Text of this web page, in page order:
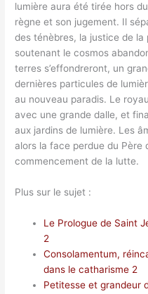
lumière aura été tirée hors
règne et son jugement. Il
des ténèbres, la justice de
soutenant le cosmos
terres s’effondreront, un
dernières particules de
au nouveau paradis. Le
avec une grande dalle, et
aux jardins de lumière. Les
alors la face perdue du Père
commencement de la lutte.
Plus sur le sujet :
Le Prologue de Saint
2
Consolamentum,
dans le catharisme 2
Petitesse et grandeur